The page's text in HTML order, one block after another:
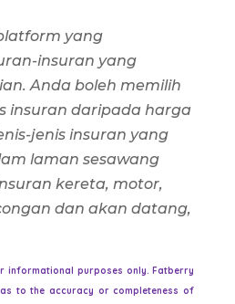
yang
insuran yang
Anda boleh memilih
insuran daripada harga
jenis insuran yang
laman sesawang
kereta, motor,
dan akan datang,
informational purposes only. Fatberry
to the accuracy or completeness of